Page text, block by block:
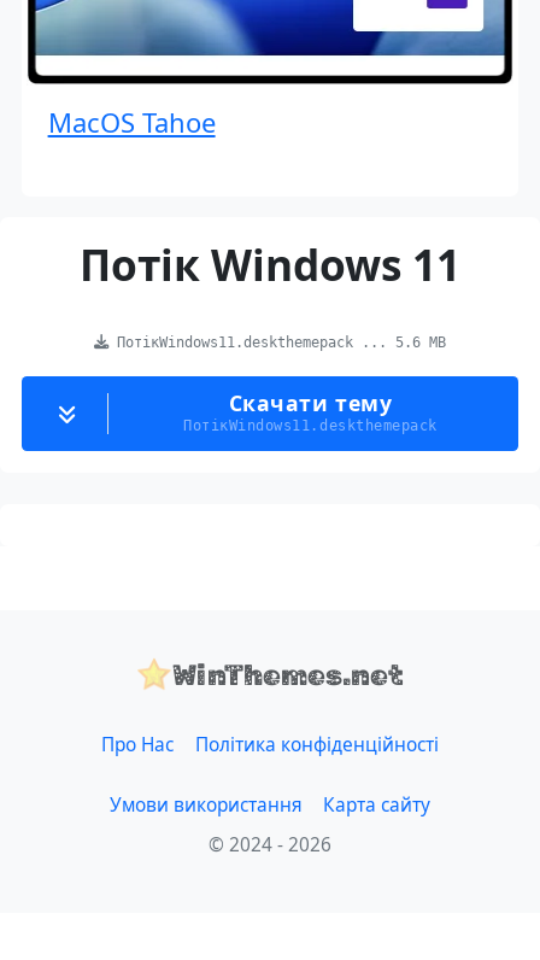
MacOS Tahoe
Потік Windows 11
ПотікWindows11.deskthemepack ... 5.6 MB
Скачати тему
ПотікWindows11.deskthemepack
WinThemes.net
Про Нас Політика конфіденційності
Умови використання
Карта сайту
© 2024 - 2026